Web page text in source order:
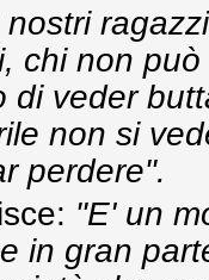
chi non
di veder
non si
perdere".
"E' un
in gran